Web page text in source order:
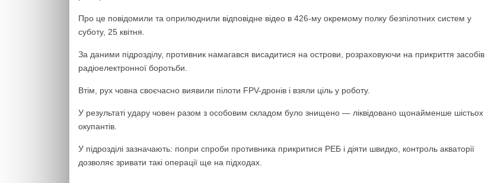
Про це повідомили та оприлюднили відповідне відео в 426-му окремому полку безпілотних систем у
суботу, 25 квітня.
За даними підрозділу, противник намагався висадитися на острови, розраховуючи на прикриття засобів
радіоелектронної боротьби.
Втім, рух човна своєчасно виявили пілоти FPV-дронів і взяли ціль у роботу.
У результаті удару човен разом з особовим складом було знищено — ліквідовано щонайменше шістьох
окупантів.
У підрозділі зазначають: попри спроби противника прикритися РЕБ і діяти швидко, контроль акваторії
дозволяє зривати такі операції ще на підходах.